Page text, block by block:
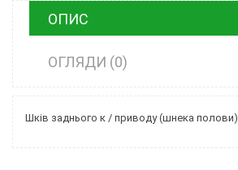
ОПИС
ОГЛЯДИ (0)
Шків заднього к / приводу (шнека полови)